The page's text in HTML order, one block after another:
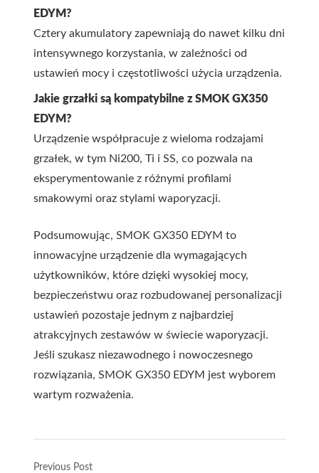
EDYM?
Cztery akumulatory zapewniają do nawet kilku dni
intensywnego korzystania, w zależności od
ustawień mocy i częstotliwości użycia urządzenia.
Jakie grzałki są kompatybilne z SMOK GX350
EDYM?
Urządzenie współpracuje z wieloma rodzajami
grzałek, w tym Ni200, Ti i SS, co pozwala na
eksperymentowanie z różnymi profilami
smakowymi oraz stylami waporyzacji.
Podsumowując, SMOK GX350 EDYM to
innowacyjne urządzenie dla wymagających
użytkowników, które dzięki wysokiej mocy,
bezpieczeństwu oraz rozbudowanej personalizacji
ustawień pozostaje jednym z najbardziej
atrakcyjnych zestawów w świecie waporyzacji.
Jeśli szukasz niezawodnego i nowoczesnego
rozwiązania, SMOK GX350 EDYM jest wyborem
wartym rozważenia.
Previous Post